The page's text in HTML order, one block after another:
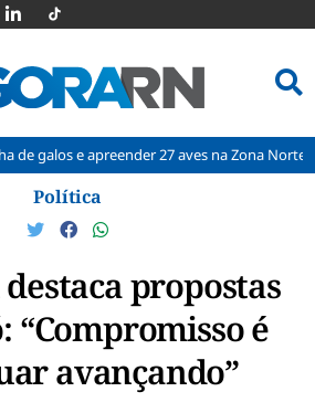
e apreender 27 aves na Zona Norte de Natal
Política
propostas
“Compromisso é
avançando”